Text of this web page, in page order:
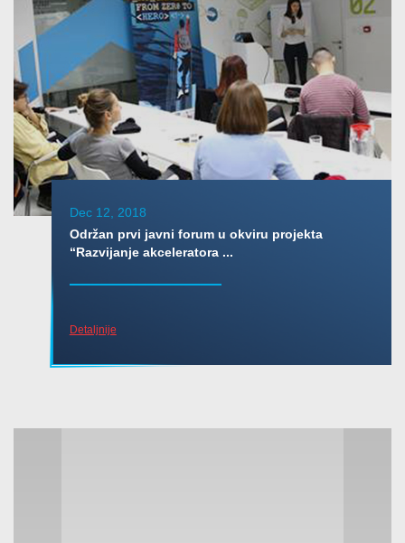
Dec 12, 2018
Održan prvi javni forum u okviru projekta
“Razvijanje akceleratora ...
Detaljnije